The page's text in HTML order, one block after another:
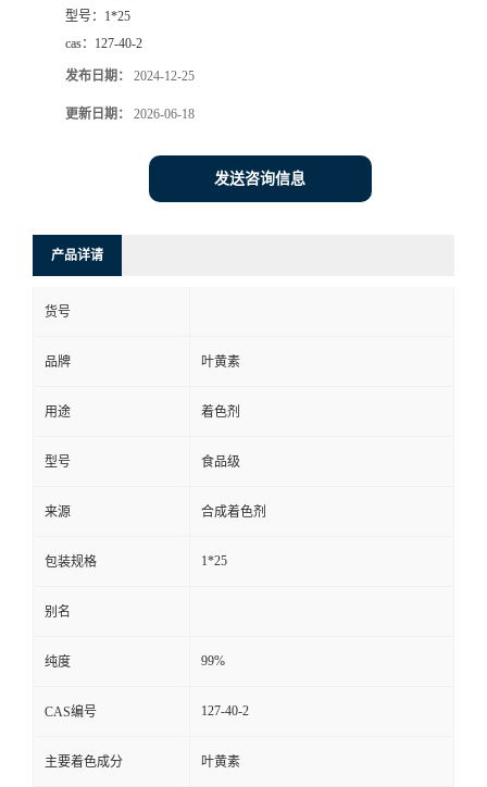
型号： 1*25
cas： 127-40-2
发布日期： 2024-12-25
更新日期： 2026-06-18
发送咨询信息
产品详请
货号
品牌 叶黄素
用途 着色剂
型号 食品级
来源 合成着色剂
包装规格 1*25
别名
纯度 99%
CAS编号 127-40-2
主要着色成分 叶黄素